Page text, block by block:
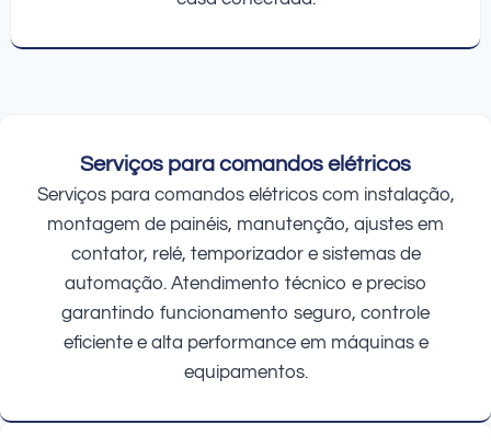
Serviços para comandos elétricos
Serviços para comandos elétricos com instalação,
montagem de painéis, manutenção, ajustes em
contator, relé, temporizador e sistemas de
automação. Atendimento técnico e preciso
garantindo funcionamento seguro, controle
eficiente e alta performance em máquinas e
equipamentos.